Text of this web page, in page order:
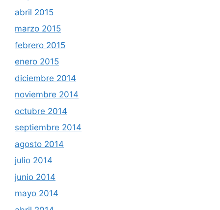
abril 2015
marzo 2015
febrero 2015
enero 2015
diciembre 2014
noviembre 2014
octubre 2014
septiembre 2014
agosto 2014
julio 2014
junio 2014
mayo 2014